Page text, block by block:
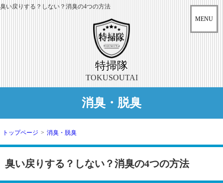
臭い戻りする？しない？消臭の4つの方法
特掃隊
TOKUSOUTAI
消臭・脱臭
トップページ > 消臭・脱臭
臭い戻りする？しない？消臭の4つの方法